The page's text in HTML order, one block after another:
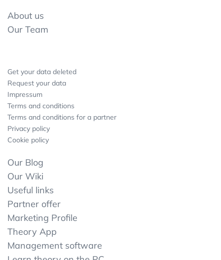
About us
Our Team
Get your data deleted
Request your data
Impressum
Terms and conditions
Terms and conditions for a partner
Privacy policy
Cookie policy
Our Blog
Our Wiki
Useful links
Partner offer
Marketing Profile
Theory App
Management software